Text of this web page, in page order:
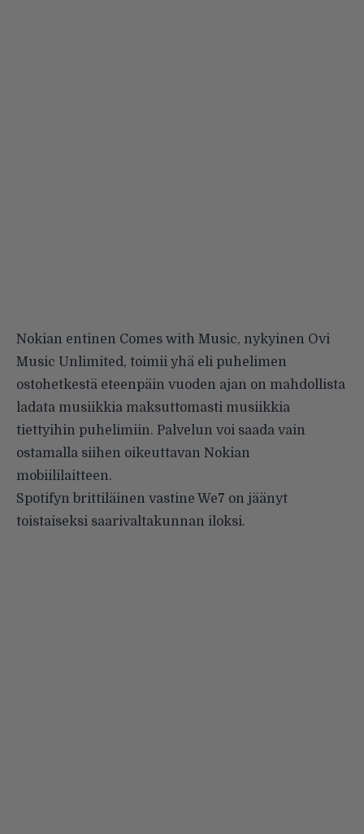
Nokian entinen Comes with Music, nykyinen Ovi
Music Unlimited, toimii yhä eli puhelimen
ostohetkestä eteenpäin vuoden ajan on mahdollista
ladata musiikkia maksuttomasti musiikkia
tiettyihin puhelimiin. Palvelun voi saada vain
ostamalla siihen oikeuttavan Nokian
mobiililaitteen.
Spotifyn brittiläinen vastine We7 on jäänyt
toistaiseksi saarivaltakunnan iloksi.